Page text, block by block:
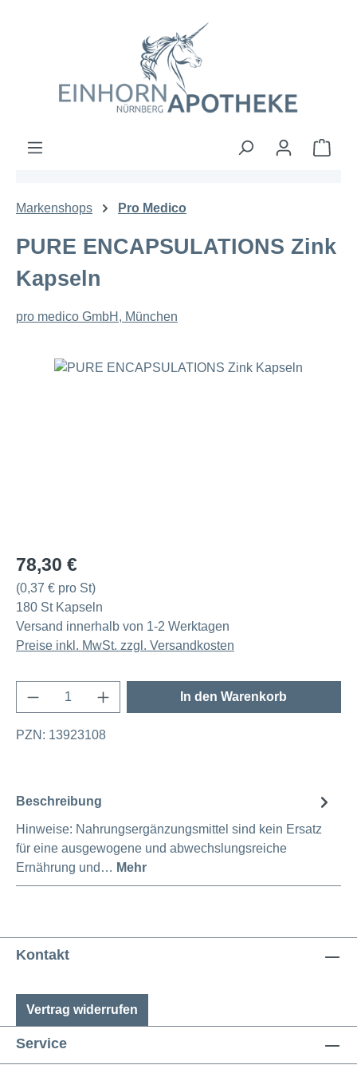
Markenshops Pro Medico
PURE ENCAPSULATIONS Zink
Kapseln
pro medico GmbH, München
Bildergalerie überspringen
Regulärer Preis:
78,30 €
(0,37 € pro St)
180 St Kapseln
Versand innerhalb von 1-2 Werktagen
Preise inkl. MwSt. zzgl. Versandkosten
Produkt Anzahl: Gib den gewünschten
In den Warenkorb
PZN: 13923108
Beschreibung
Hinweise: Nahrungsergänzungsmittel sind kein Ersatz
für eine ausgewogene und abwechslungsreiche
Ernährung und… Mehr
Kontakt
Vertrag widerrufen
Service